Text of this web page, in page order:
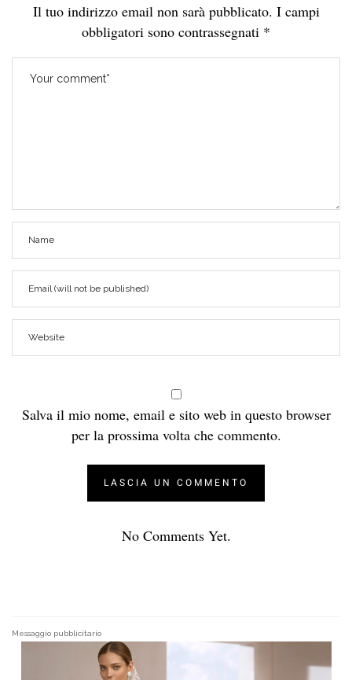
Il tuo indirizzo email non sarà pubblicato. I campi
obbligatori sono contrassegnati *
Salva il mio nome, email e sito web in questo browser
per la prossima volta che commento.
No Comments Yet.
Messaggio pubblicitario